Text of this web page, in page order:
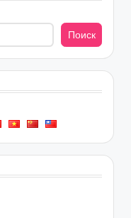
Поиск